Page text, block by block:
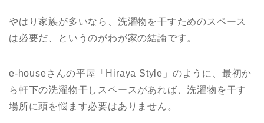
やはり家族が多いなら、洗濯物を干すためのスペース
は必要だ、というのがわが家の結論です。
e-houseさんの平屋「Hiraya Style」のように、最初か
ら軒下の洗濯物干しスペースがあれば、洗濯物を干す
場所に頭を悩ます必要はありません。